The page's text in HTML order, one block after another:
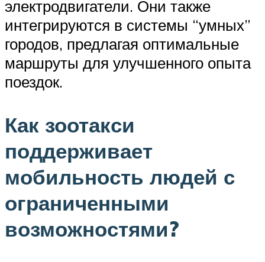
электродвигатели. Они также
интегрируются в системы “умных”
городов, предлагая оптимальные
маршруты для улучшенного опыта
поездок.
Как зоотакси
поддерживает
мобильность людей с
ограниченными
возможностями?